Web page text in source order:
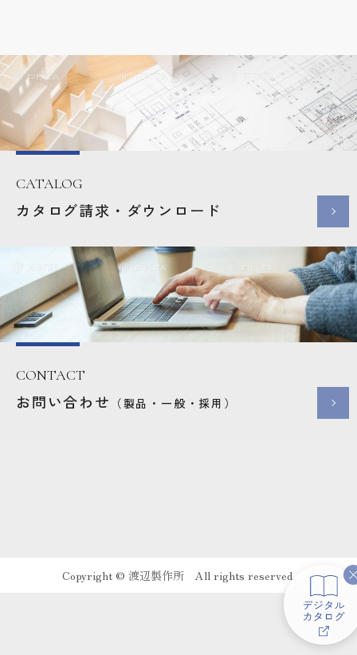
CATALOG
カタログ請求・ダウンロード
CONTACT
お問い合わせ （製品・一般・採用）
Copyright ©︎ 渡辺製作所 All rights reserved.